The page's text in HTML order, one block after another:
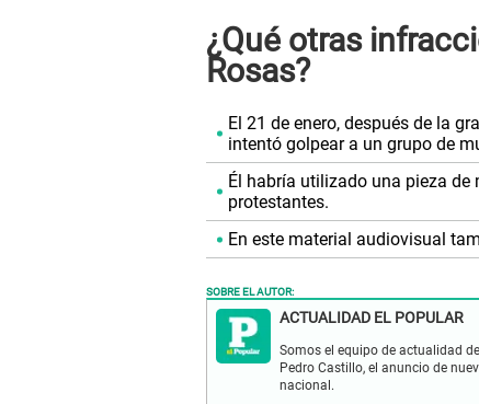
¿Qué otras
Rosas?
El 21 de enero, después de la
intentó golpear a un grupo de
Él habría utilizado una pieza
protestantes.
En este material audiovisual
SOBRE EL AUTOR:
ACTUALIDAD EL POPULAR
Somos el equipo de actualidad
Pedro Castillo, el anuncio de
nacional.